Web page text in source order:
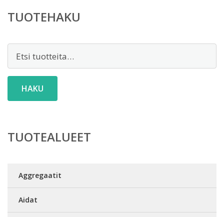
TUOTEHAKU
Etsi:
HAKU
TUOTEALUEET
Aggregaatit
Aidat